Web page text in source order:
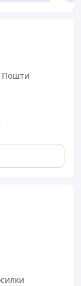
Пошти